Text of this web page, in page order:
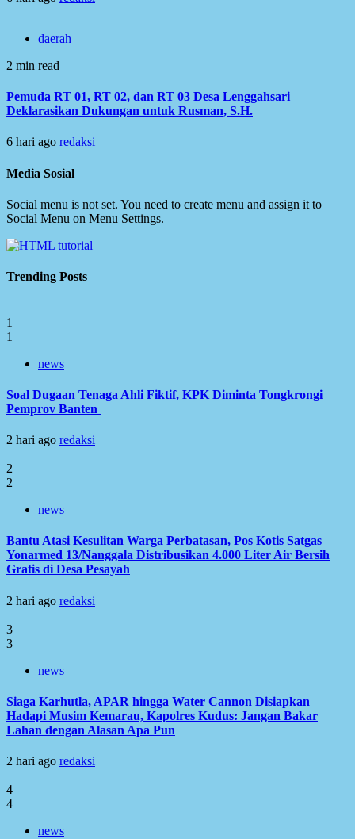
daerah
2 min read
Pemuda RT 01, RT 02, dan RT 03 Desa Lenggahsari
Deklarasikan Dukungan untuk Rusman, S.H.
6 hari ago redaksi
Media Sosial
Social menu is not set. You need to create menu and assign it to
Social Menu on Menu Settings.
Trending Posts
1
1
news
Soal Dugaan Tenaga Ahli Fiktif, KPK Diminta Tongkrongi
Pemprov Banten
2 hari ago redaksi
2
2
news
Bantu Atasi Kesulitan Warga Perbatasan, Pos Kotis Satgas
Yonarmed 13/Nanggala Distribusikan 4.000 Liter Air Bersih
Gratis di Desa Pesayah
2 hari ago redaksi
3
3
news
Siaga Karhutla, APAR hingga Water Cannon Disiapkan
Hadapi Musim Kemarau, Kapolres Kudus: Jangan Bakar
Lahan dengan Alasan Apa Pun
2 hari ago redaksi
4
4
news